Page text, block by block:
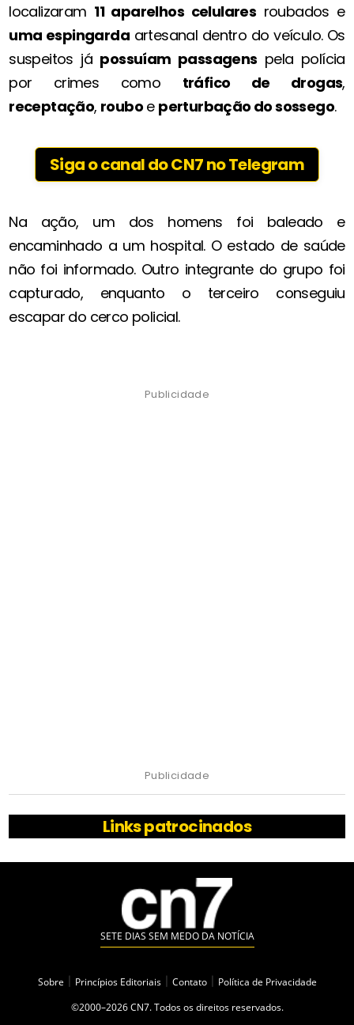
localizaram 11 aparelhos celulares roubados e
uma espingarda artesanal dentro do veículo. Os
suspeitos já possuíam passagens pela polícia
por crimes como tráfico de drogas,
receptação, roubo e perturbação do sossego.
Siga o canal do CN7 no Telegram
Na ação, um dos homens foi baleado e
encaminhado a um hospital. O estado de saúde
não foi informado. Outro integrante do grupo foi
capturado, enquanto o terceiro conseguiu
escapar do cerco policial.
Publicidade
Publicidade
Links patrocinados
SETE DIAS SEM MEDO DA NOTÍCIA
Sobre Princípios Editoriais Contato
Política de Privacidade
©2000–2026 CN7. Todos os direitos reservados.